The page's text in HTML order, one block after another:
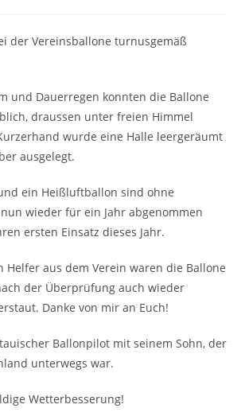
der Vereinsballone turnusgemäß
und Dauerregen konnten die Ballone
draussen unter freien Himmel
wurde eine Halle leergeräumt
ausgelegt.
ein Heißluftballon sind ohne
wieder für ein Jahr abgenommen
ersten Einsatz dieses Jahr.
Helfer aus dem Verein waren die Ballone
der Überprüfung auch wieder
Danke von mir an Euch!
Ballonpilot mit seinem Sohn, der
unterwegs war.
Wetterbesserung!